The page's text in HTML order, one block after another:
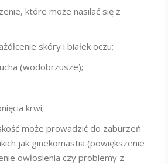
które może nasilać się z
skóry i białek oczu;
(wodobrzusze);
krwi;
może prowadzić do zaburzeń
jak ginekomastia (powiększenie
owłosienia czy problemy z